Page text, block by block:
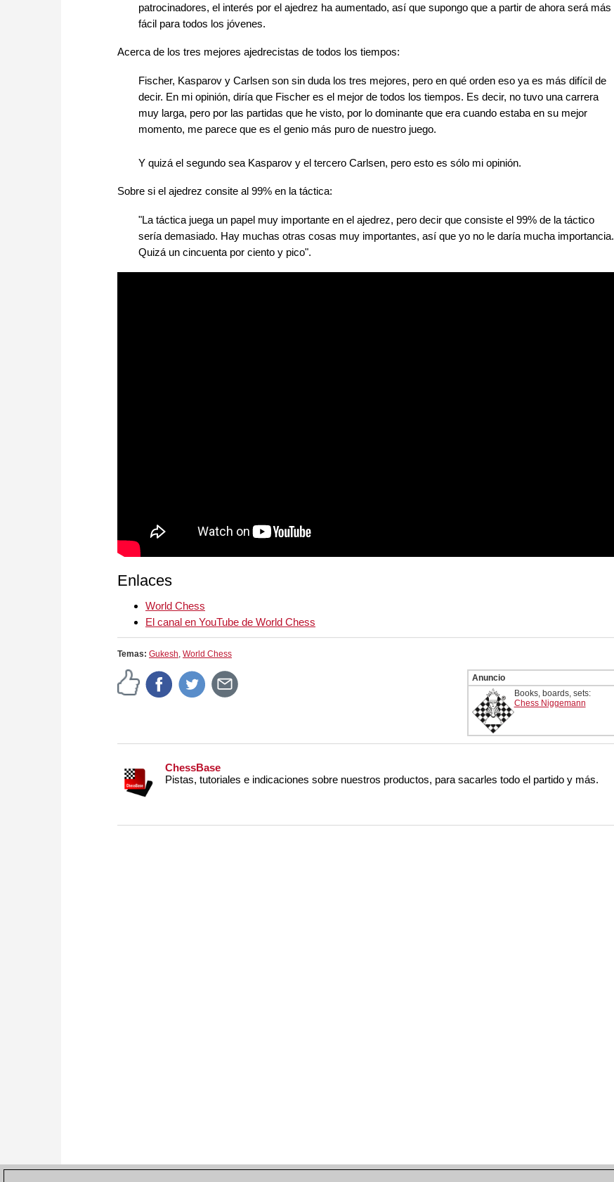
patrocinadores, el interés por el ajedrez ha aumentado, así que supongo que a partir de ahora será más
fácil para todos los jóvenes.
Acerca de los tres mejores ajedrecistas de todos los tiempos:
Fischer, Kasparov y Carlsen son sin duda los tres mejores, pero en qué orden eso ya es más difícil de
decir. En mi opinión, diría que Fischer es el mejor de todos los tiempos. Es decir, no tuvo una carrera
muy larga, pero por las partidas que he visto, por lo dominante que era cuando estaba en su mejor
momento, me parece que es el genio más puro de nuestro juego.
Y quizá el segundo sea Kasparov y el tercero Carlsen, pero esto es sólo mi opinión.
Sobre si el ajedrez consite al 99% en la táctica:
"La táctica juega un papel muy importante en el ajedrez, pero decir que consiste el 99% de la táctico
sería demasiado. Hay muchas otras cosas muy importantes, así que yo no le daría mucha importancia.
Quizá un cincuenta por ciento y pico".
Enlaces
World Chess
El canal en YouTube de World Chess
Temas: Gukesh, World Chess
Anuncio
Books, boards, sets:
Chess Niggemann
ChessBase
Pistas, tutoriales e indicaciones sobre nuestros productos, para sacarles todo el partido y más.